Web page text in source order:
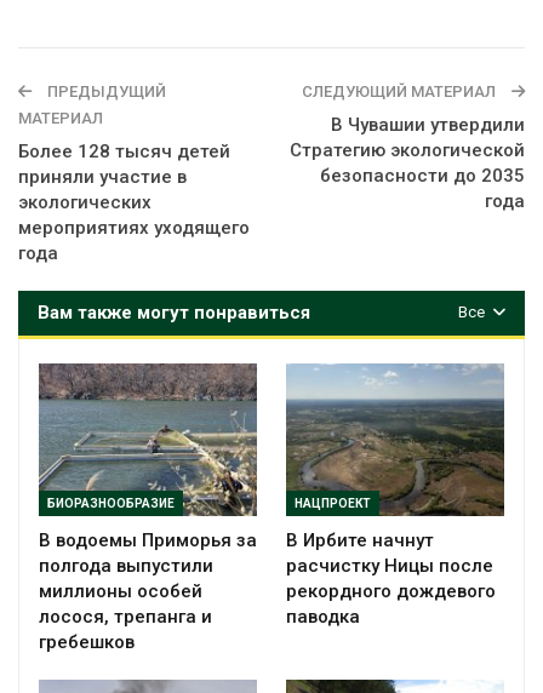
ПРЕДЫДУЩИЙ
МАТЕРИАЛ
Более 128 тысяч детей
приняли участие в
экологических
мероприятиях уходящего
года
СЛЕДУЮЩИЙ МАТЕРИАЛ
В Чувашии утвердили
Стратегию экологической
безопасности до 2035
года
Все
Вам также могут понравиться
БИОРАЗНООБРАЗИЕ
В водоемы Приморья за
полгода выпустили
миллионы особей
лосося, трепанга и
гребешков
НАЦПРОЕКТ
В Ирбите начнут
расчистку Ницы после
рекордного дождевого
паводка